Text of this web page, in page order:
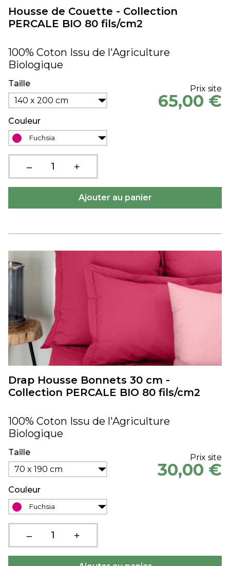
Housse de Couette - Collection
PERCALE BIO 80 fils/cm2
100% Coton Issu de l'Agriculture
Biologique
Taille
140 x 200 cm
Couleur
Fuchsia
Prix site
65,00 €
Drap Housse Bonnets 30 cm -
Collection PERCALE BIO 80 fils/cm2
100% Coton Issu de l'Agriculture
Biologique
Taille
70 x 190 cm
Couleur
Fuchsia
Prix site
30,00 €